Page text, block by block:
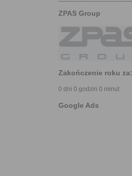
ZPAS Group
Zakończenie roku za:
0 dni 0 godzin 0 minut
Google Ads